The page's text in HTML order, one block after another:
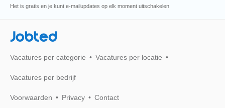
Het is gratis en je kunt e-mailupdates op elk moment uitschakelen
Jobted
Vacatures per categorie Vacatures per locatie
Vacatures per bedrijf
Voorwaarden Privacy Contact